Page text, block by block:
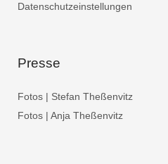
Datenschutzeinstellungen
Presse
Fotos | Stefan Theßenvitz
Fotos | Anja Theßenvitz